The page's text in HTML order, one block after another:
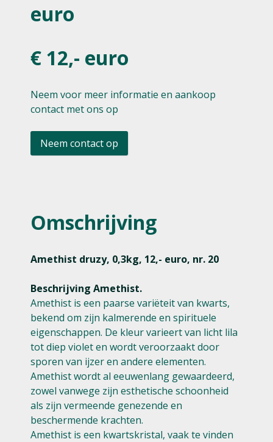
euro
€ 12,- euro
Neem voor meer informatie en aankoop
contact met ons op
Neem contact op
Omschrijving
Amethist druzy, 0,3kg, 12,- euro, nr. 20
Beschrijving Amethist.
Amethist is een paarse variëteit van kwarts,
bekend om zijn kalmerende en spirituele
eigenschappen. De kleur varieert van licht lila
tot diep violet en wordt veroorzaakt door
sporen van ijzer en andere elementen.
Amethist wordt al eeuwenlang gewaardeerd,
zowel vanwege zijn esthetische schoonheid
als zijn vermeende genezende en
beschermende krachten.
Amethist is een kwartskristal, vaak te vinden